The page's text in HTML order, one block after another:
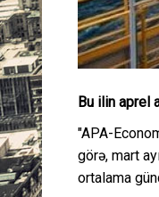
Bu ilin aprel
"APA-
görə, mart
ortalama